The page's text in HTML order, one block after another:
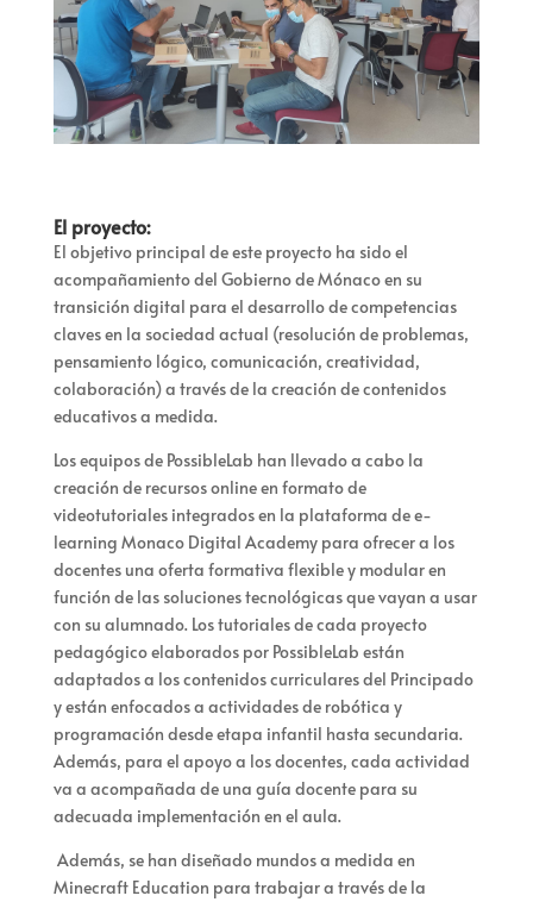
El proyecto:
El objetivo principal de este proyecto ha sido el
acompañamiento del Gobierno de Mónaco en su
transición digital para el desarrollo de competencias
claves en la sociedad actual (resolución de problemas,
pensamiento lógico, comunicación, creatividad,
colaboración) a través de la creación de contenidos
educativos a medida.
Los equipos de PossibleLab han llevado a cabo la
creación de recursos online en formato de
videotutoriales integrados en la plataforma de e-
learning Monaco Digital Academy para ofrecer a los
docentes una oferta formativa flexible y modular en
función de las soluciones tecnológicas que vayan a usar
con su alumnado. Los tutoriales de cada proyecto
pedagógico elaborados por PossibleLab están
adaptados a los contenidos curriculares del Principado
y están enfocados a actividades de robótica y
programación desde etapa infantil hasta secundaria.
Además, para el apoyo a los docentes, cada actividad
va a acompañada de una guía docente para su
adecuada implementación en el aula.
Además, se han diseñado mundos a medida en
Minecraft Education para trabajar a través de la